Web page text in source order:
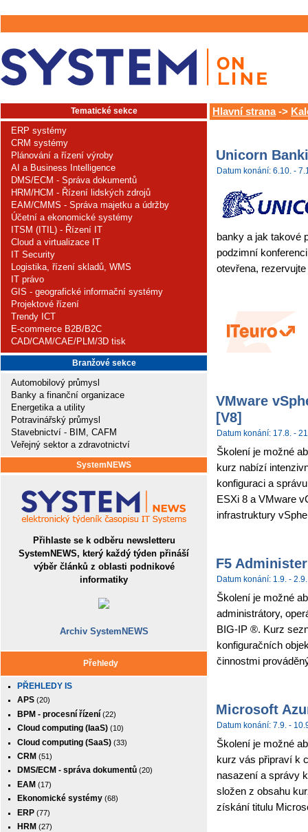
Tematické sekce
ERP systémy
CRM systémy
Plánování a řízení výroby
AI a Business Intelligence
DMS/ECM - Správa dokumentů
HRM/HCM - Řízení lidských zdrojů
EAM/CMMS - Správa majetku a údržby
Účetní a ekonomické systémy
ITSM (ITIL) - Řízení IT
Cloud a virtualizace IT
IT Security
Logistika, řízení skladů, WMS
IT právo
GIS - geografické informační systémy
Projektové řízení
Trendy ICT
E-commerce B2B/B2C
CAD/CAM/CAE/PLM/3D tisk
Branžové sekce
Automobilový průmysl
Banky a finanční organizace
Energetika a utility
Potravinářský průmysl
Stavebnictví - BIM, CAFM
Veřejný sektor a zdravotnictví
SystemNEWS
Přihlaste se k odběru newsletteru
SystemNEWS, který každý týden přináší
výběr článků z oblasti podnikové
informatiky
Archiv SystemNEWS
Přehledy
PŘEHLEDY IS
APS (20)
BPM - procesní řízení (22)
Cloud computing (IaaS) (10)
Cloud computing (SaaS) (33)
CRM (51)
DMS/ECM - správa dokumentů (20)
EAM (17)
Ekonomické systémy (68)
ERP (77)
HRM (27)
Hlavní strana->
Unicorn
Datum konání: 6.10. -
banky a jak takové
podzimní
otevřena,
VMware
[V8]
Datum konání: 17.8. -
Školení je možné
kurz nabízí
konfiguraci a
ESXi 8 a VMware
infrastruktury
F5
Datum konání: 1.9. - 2.9.
Školení je možné
administrátory,
BIG-IP ®. Kurz
konfiguračních
činnostmi
Microsoft
Datum konání: 7.9. -
Školení je možné
kurz vás připraví k
nasazení a správy
složen z obsahu
získání titulu